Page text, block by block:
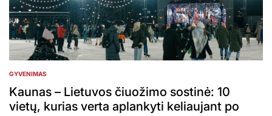
POSTED
IN
GYVENIMAS
Kaunas – Lietuvos čiuožimo sostinė: 10
vietų, kurias verta aplankyti keliaujant po